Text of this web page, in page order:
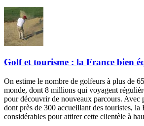
Golf et tourisme : la France bien
On estime le nombre de golfeurs à plus de
monde, dont 8 millions qui voyagent
pour découvrir de nouveaux parcours. Avec
dont près de 300 accueillant des touristes, la
considérables pour attirer cette clientèle à